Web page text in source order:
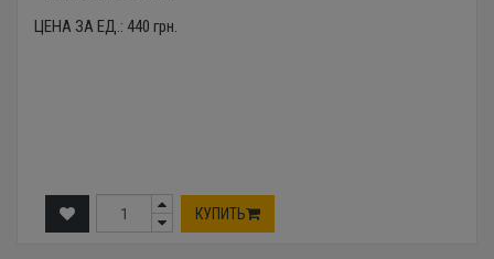
ЦЕНА ЗА ЕД.: 440 грн.
КУПИТЬ